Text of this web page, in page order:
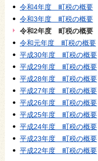
令和4年度 町税の概要
令和3年度 町税の概要
令和2年度 町税の概要
令和元年度 町税の概要
平成30年度 町税の概要
平成29年度 町税の概要
平成28年度 町税の概要
平成27年度 町税の概要
平成26年度 町税の概要
平成25年度 町税の概要
平成24年度 町税の概要
平成23年度 町税の概要
平成22年度 町税の概要